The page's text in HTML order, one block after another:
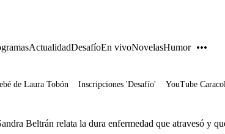
ActualidadDesafíoEn vivoNovelasHumor
de Laura Tobón Inscripciones 'Desafío' YouTube
Beltrán relata la dura enfermedad que atravesó y